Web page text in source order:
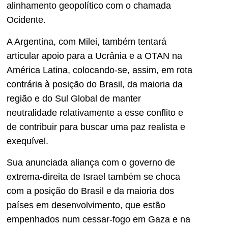
alinhamento geopolítico com o chamada
Ocidente.
A Argentina, com Milei, também tentará
articular apoio para a Ucrânia e a OTAN na
América Latina, colocando-se, assim, em rota
contrária à posição do Brasil, da maioria da
região e do Sul Global de manter
neutralidade relativamente a esse conflito e
de contribuir para buscar uma paz realista e
exequível.
Sua anunciada aliança com o governo de
extrema-direita de Israel também se choca
com a posição do Brasil e da maioria dos
países em desenvolvimento, que estão
empenhados num cessar-fogo em Gaza e na